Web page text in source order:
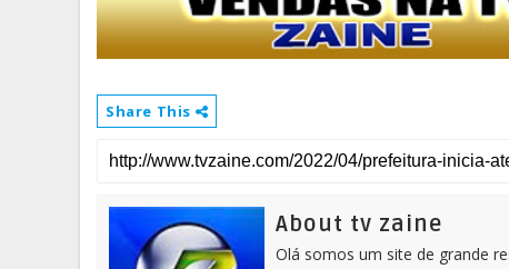
Share This
About tv zaine
Olá somos um site de grande